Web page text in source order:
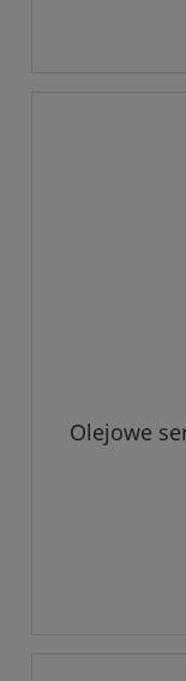
Olejowe